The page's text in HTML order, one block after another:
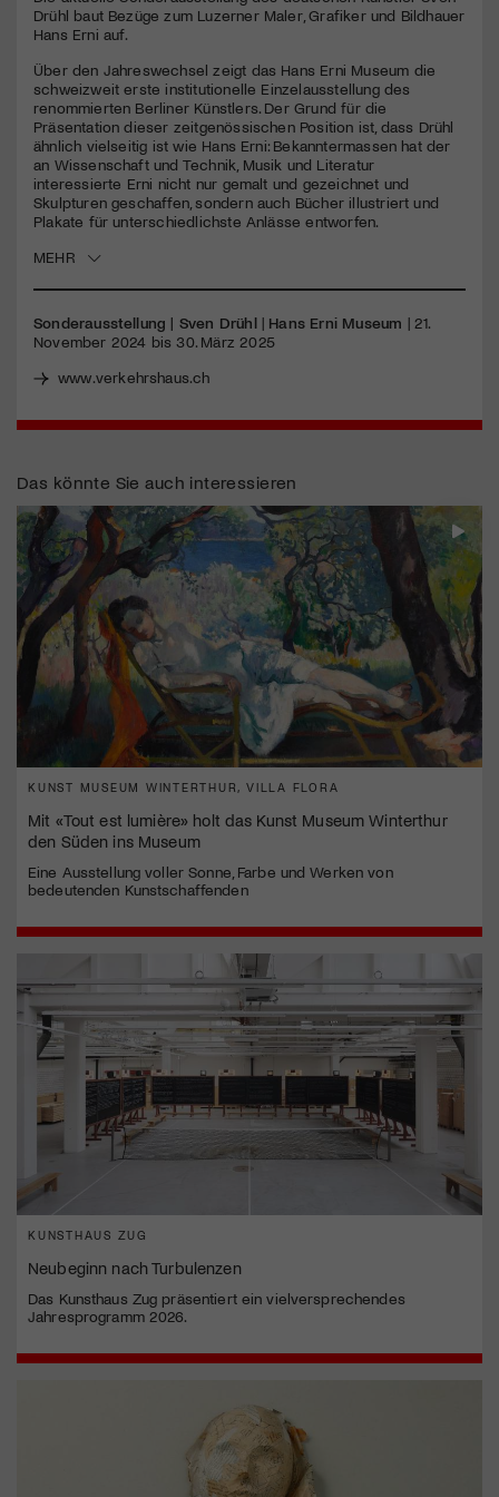
seconds
Drühl baut Bezüge zum Luzerner Maler, Grafiker und Bildhauer
Hans Erni auf.
Über den Jahreswechsel zeigt das Hans Erni Museum die
schweizweit erste institutionelle Einzelausstellung des
renommierten Berliner Künstlers. Der Grund für die
Präsentation dieser zeitgenössischen Position ist, dass Drühl
ähnlich vielseitig ist wie Hans Erni: Bekanntermassen hat der
an Wissenschaft und Technik, Musik und Literatur
interessierte Erni nicht nur gemalt und gezeichnet und
Skulpturen geschaffen, sondern auch Bücher illustriert und
Plakate für unterschiedlichste Anlässe entworfen.
MEHR
Sonderausstellung | Sven Drühl| Hans Erni Museum | 21.
November 2024 bis 30. März 2025
www.verkehrshaus.ch
Das könnte Sie auch interessieren
KUNST MUSEUM WINTERTHUR, VILLA FLORA
Mit «Tout est lumière» holt das Kunst Museum Winterthur
den Süden ins Museum
Eine Ausstellung voller Sonne, Farbe und Werken von
bedeutenden Kunstschaffenden
KUNSTHAUS ZUG
Neubeginn nach Turbulenzen
Das Kunsthaus Zug präsentiert ein vielversprechendes
Jahresprogramm 2026.